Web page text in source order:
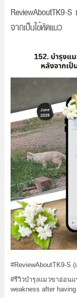
ReviewAboutTK9-
จากเป็นไข้หัดแมว
#ReviewAboutTK9-S (
#รีวิวบำรุงแมวขาอ่อน
weakness after